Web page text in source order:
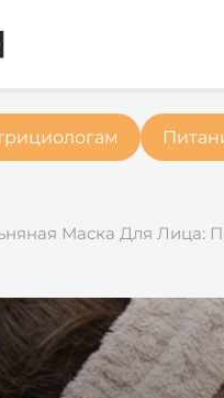
Маска Для Лица: